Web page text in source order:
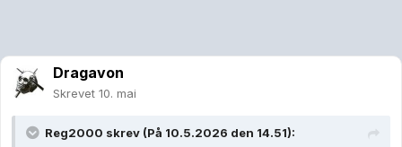
Dragavon
Skrevet 10. mai
Reg2000 skrev (På 10.5.2026 den 14.51):